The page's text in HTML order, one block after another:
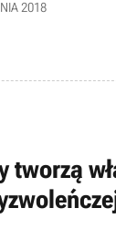
2018
tworzą